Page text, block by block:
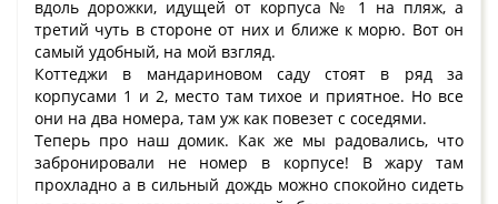
вдоль дорожки, идущей от корпуса № 1 на пляж, а
третий чуть в стороне от них и ближе к морю. Вот он
самый удобный, на мой взгляд.
Коттеджи в мандариновом саду стоят в ряд за
корпусами 1 и 2, место там тихое и приятное. Но все
они на два номера, там уж как повезет с соседями.
Теперь про наш домик. Как же мы радовались, что
забронировали не номер в корпусе! В жару там
прохладно а в сильный дождь можно спокойно сидеть